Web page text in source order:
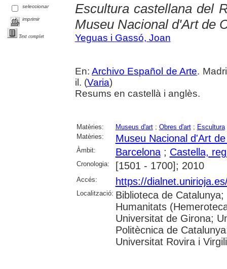
seleccionar
imprimir
Text complet
Escultura castellana del
Museu Nacional d'Art de
Yeguas i Gassó, Joan
En:Archivo Español de Arte.
il. (Varia)
Resums en castellà i anglès.
Matèries: Museus d'art; Obres d'art; Escultura
Matèries:
Museu Nacional d'Art
Àmbit: Barcelona; Castella,
Cronologia: [1501 - 1700]; 2010
Accés: https://
Localització: Biblioteca de
Humanitats
Universitat de Girona;
Politècnica de
Universitat Rovira i Virgili